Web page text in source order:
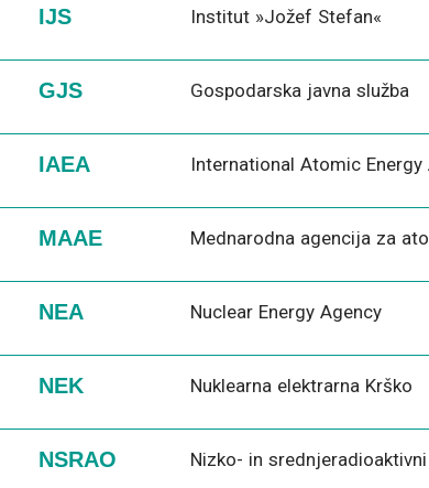
IJS Institut »Jožef Stefan«
GJS Gospodarska javna služba
IAEA International Atomic Energy
MAAE Mednarodna agencija za
NEA Nuclear Energy Agency
NEK Nuklearna elektrarna Krško
NSRAO Nizko- in